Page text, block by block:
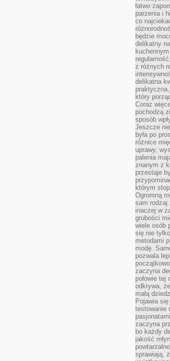
łatwo
parzenia i
co
będzie
delikatny
z różnych
delikatna
który
Coraz
pochodzą
sposób
Jeszcze
była po
różnice
uprawy,
palenia
znanym z
przestaje
którym
Ogromną
sam rodzaj
inaczej w
grubości
wiele osób
się nie
metodami
modę.
pozwala
zaczyna
połowie
odkrywa,
małą
Pojawia
testowanie
zaczyna
bo każdy
jakość
sprawiają,